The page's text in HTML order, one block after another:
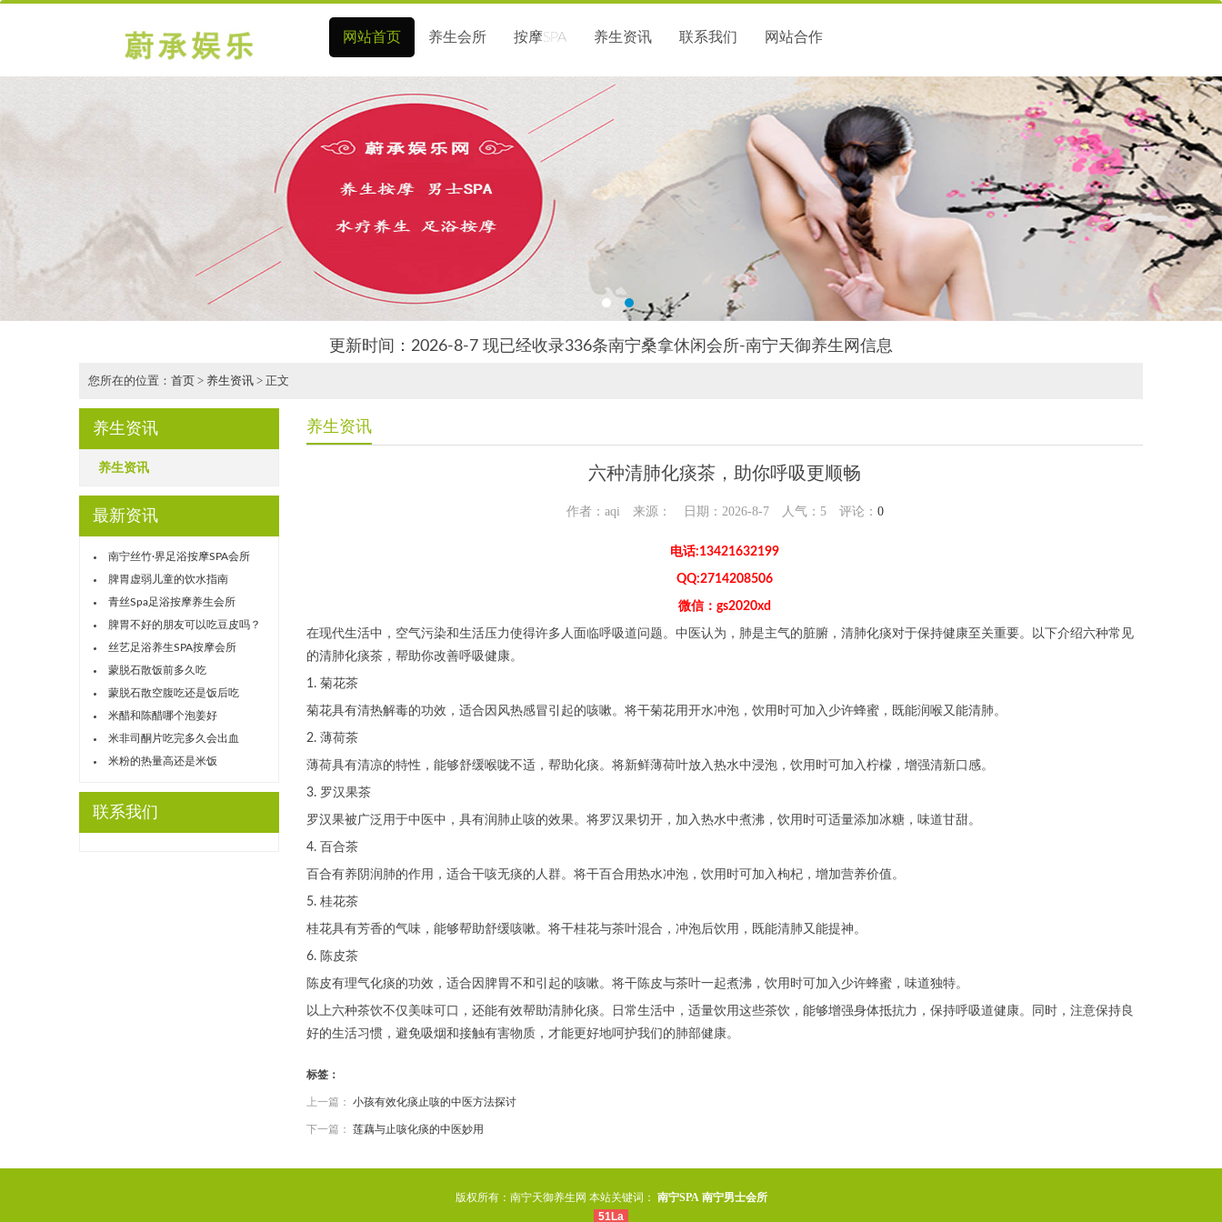
网站首页 养生会所 按摩SPA 养生资讯 联系我们 网站合作
更新时间：2026-8-7 现已经收录336条南宁桑拿休闲会所-南宁天御养生网信息
您所在的位置： 首页 > 养生资讯 > 正文
养生资讯
养生资讯
最新资讯
南宁丝竹·界足浴按摩SPA会所
脾胃虚弱儿童的饮水指南
青丝Spa足浴按摩养生会所
脾胃不好的朋友可以吃豆皮吗？
丝艺足浴养生SPA按摩会所
蒙脱石散饭前多久吃
蒙脱石散空腹吃还是饭后吃
米醋和陈醋哪个泡姜好
米非司酮片吃完多久会出血
米粉的热量高还是米饭
联系我们
养生资讯
六种清肺化痰茶，助你呼吸更顺畅
作者：aqi 来源： 日期：2026-8-7 人气： 5评论： 0
电话:13421632199
QQ:2714208506
微信：gs2020xd
在现代生活中，空气污染和生活压力使得许多人面临呼吸道问题。中医认为，肺是主气的脏腑，清肺化痰对于保持健康至关重要。以下介绍六种常见
的清肺化痰茶，帮助你改善呼吸健康。
1. 菊花茶
菊花具有清热解毒的功效，适合因风热感冒引起的咳嗽。将干菊花用开水冲泡，饮用时可加入少许蜂蜜，既能润喉又能清肺。
2. 薄荷茶
薄荷具有清凉的特性，能够舒缓喉咙不适，帮助化痰。将新鲜薄荷叶放入热水中浸泡，饮用时可加入柠檬，增强清新口感。
3. 罗汉果茶
罗汉果被广泛用于中医中，具有润肺止咳的效果。将罗汉果切开，加入热水中煮沸，饮用时可适量添加冰糖，味道甘甜。
4. 百合茶
百合有养阴润肺的作用，适合干咳无痰的人群。将干百合用热水冲泡，饮用时可加入枸杞，增加营养价值。
5. 桂花茶
桂花具有芳香的气味，能够帮助舒缓咳嗽。将干桂花与茶叶混合，冲泡后饮用，既能清肺又能提神。
6. 陈皮茶
陈皮有理气化痰的功效，适合因脾胃不和引起的咳嗽。将干陈皮与茶叶一起煮沸，饮用时可加入少许蜂蜜，味道独特。
以上六种茶饮不仅美味可口，还能有效帮助清肺化痰。日常生活中，适量饮用这些茶饮，能够增强身体抵抗力，保持呼吸道健康。同时，注意保持良
好的生活习惯，避免吸烟和接触有害物质，才能更好地呵护我们的肺部健康。
标签：
上一篇： 小孩有效化痰止咳的中医方法探讨
下一篇： 莲藕与止咳化痰的中医妙用
版权所有：南宁天御养生网 本站关键词： 南宁SPA 南宁男士会所
51La